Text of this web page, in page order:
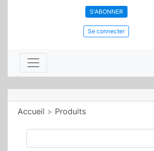
S'ABONNER
Se connecter
Accueil > Produits